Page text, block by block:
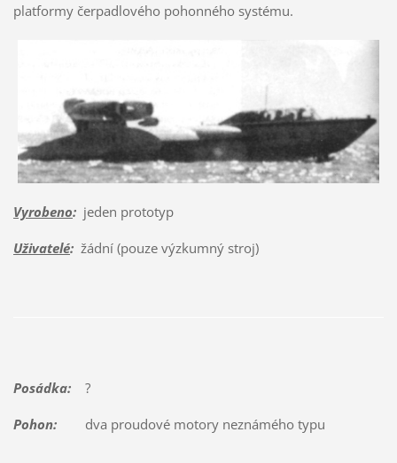
platformy čerpadlového pohonného systému.
Vyrobeno:jeden prototyp
Uživatelé:žádní (pouze výzkumný stroj)
Posádka:?
Pohon:dva proudové motory neznámého typu